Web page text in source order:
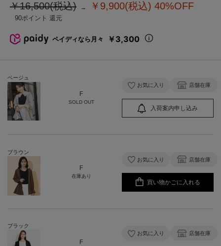
￥16,500(税込) ￥9,900(税込) 40%OFF
90
ベージュ
F
SOLD OUT
お気に入り 店舗在庫
入荷案内申し込み
ブラウン
F
在庫あり
お気に入り 店舗在庫
買い物かごに入れる
ブラック
F
お気に入り 店舗在庫
ペイディなら月々 ￥3,300